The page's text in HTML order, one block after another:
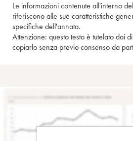
Le informazioni contenute all'interno
riferiscono alle sue caratteristiche
specifiche dell'annata.
Attenzione: questo testo è tutelato dai
copiarlo senza previo consenso da